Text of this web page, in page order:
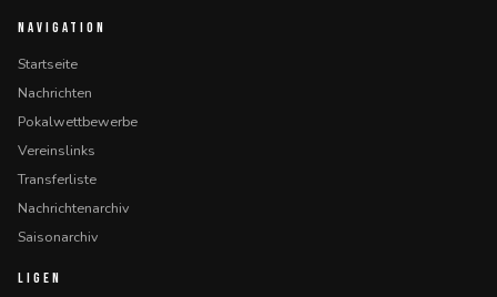
NAVIGATION
Startseite
Nachrichten
Pokalwettbewerbe
Vereinslinks
Transferliste
Nachrichtenarchiv
Saisonarchiv
LIGEN